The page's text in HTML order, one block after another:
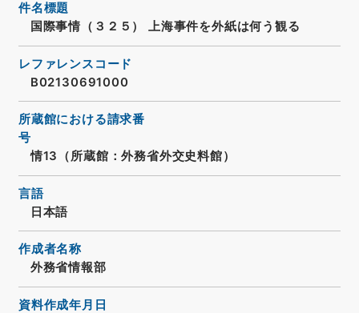
件名標題
国際事情（３２５） 上海事件を外紙は何う観る
レファレンスコード
B02130691000
所蔵館における請求番
号
情13（所蔵館：外務省外交史料館）
言語
日本語
作成者名称
外務省情報部
資料作成年月日